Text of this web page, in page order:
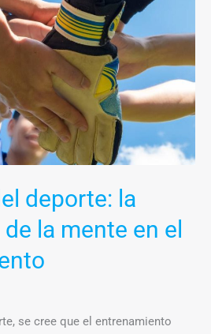
deporte: la
la mente en el
se cree que el entrenamiento